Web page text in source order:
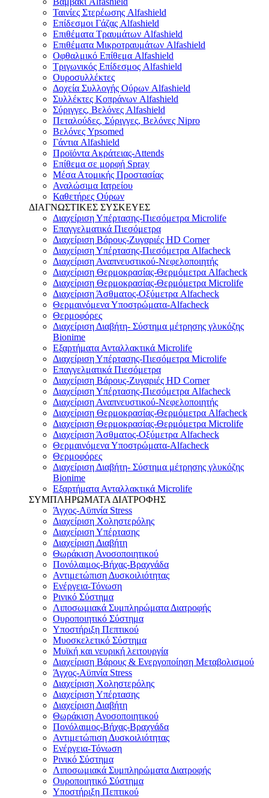
Ταινίες Στερέωσης Alfashield
Επίδεσμοι Γάζας Alfashield
Επιθέματα Τραυμάτων Alfashield
Επιθέματα Μικροτραυμάτων Alfashield
Οφθαλμικό Eπίθεμα Alfashield
Τριγωνικός Επίδεσμος Alfashield
Ουροσυλλέκτες
Δοχεία Συλλογής Ούρων Alfashield
Συλλέκτες Κοπράνων Alfashield
Σύριγγες, Βελόνες Alfashield
Πεταλούδες, Σύριγγες, Βελόνες Nipro
Βελόνες Ypsomed
Γάντια Alfashield
Προϊόντα Ακράτειας-Attends
Επίθεμα σε μορφή Spray
Μέσα Ατομικής Προστασίας
Αναλώσιμα Ιατρείου
Καθετήρες Ούρων
ΔΙΑΓΝΩΣΤΙΚΕΣ ΣΥΣΚΕΥΕΣ
Διαχείριση Υπέρτασης-Πιεσόμετρα Microlife
Επαγγελματικά Πιεσόμετρα
Διαχείριση Βάρους-Ζυγαριές HD Corner
Διαχείριση Υπέρτασης-Πιεσόμετρα Alfacheck
Διαχείριση Αναπνευστικού-Νεφελοποιητής
Διαχείριση Θερμοκρασίας-Θερμόμετρα Alfacheck
Διαχείριση Θερμοκρασίας-Θερμόμετρα Microlife
Διαχείριση Άσθματος-Οξύμετρα Alfacheck
Θερμαινόμενα Υποστρώματα-Alfacheck
Θερμοφόρες
Διαχείριση Διαβήτη- Σύστημα μέτρησης γλυκόζης
Bionime
Εξαρτήματα Ανταλλακτικά Microlife
Διαχείριση Υπέρτασης-Πιεσόμετρα Microlife
Επαγγελματικά Πιεσόμετρα
Διαχείριση Βάρους-Ζυγαριές HD Corner
Διαχείριση Υπέρτασης-Πιεσόμετρα Alfacheck
Διαχείριση Αναπνευστικού-Νεφελοποιητής
Διαχείριση Θερμοκρασίας-Θερμόμετρα Alfacheck
Διαχείριση Θερμοκρασίας-Θερμόμετρα Microlife
Διαχείριση Άσθματος-Οξύμετρα Alfacheck
Θερμαινόμενα Υποστρώματα-Alfacheck
Θερμοφόρες
Διαχείριση Διαβήτη- Σύστημα μέτρησης γλυκόζης
Bionime
Εξαρτήματα Ανταλλακτικά Microlife
ΣΥΜΠΛΗΡΩΜΑΤΑ ΔΙΑΤΡΟΦΗΣ
Άγχος-Αϋπνία Stress
Διαχείριση Χοληστερόλης
Διαχείριση Υπέρτασης
Διαχείριση Διαβήτη
Θωράκιση Ανοσοποιητικού
Πονόλαιμος-Βήχας-Βραχνάδα
Αντιμετώπιση Δυσκοιλιότητας
Eνέργεια-Τόνωση
Ρινικό Σύστημα
Λιποσωμιακά Συμπληρώματα Διατροφής
Ουροποιητικό Σύστημα
Υποστήριξη Πεπτικού
Μυοσκελετικό Σύστημα
Μυϊκή και νευρική λειτουργία
Διαχείριση Βάρους & Ενεργοποίηση Μεταβολισμού
Άγχος-Αϋπνία Stress
Διαχείριση Χοληστερόλης
Διαχείριση Υπέρτασης
Διαχείριση Διαβήτη
Θωράκιση Ανοσοποιητικού
Πονόλαιμος-Βήχας-Βραχνάδα
Αντιμετώπιση Δυσκοιλιότητας
Eνέργεια-Τόνωση
Ρινικό Σύστημα
Λιποσωμιακά Συμπληρώματα Διατροφής
Ουροποιητικό Σύστημα
Υποστήριξη Πεπτικού